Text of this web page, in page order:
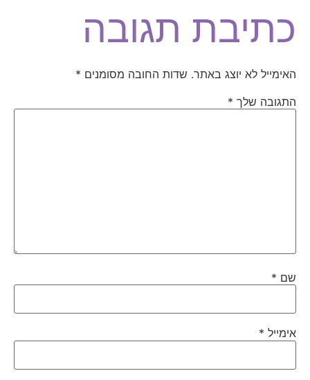
כתיבת תגובה
האימייל לא יוצג באתר. שדות החובה מסומנים *
התגובה שלך *
שם *
אימייל *